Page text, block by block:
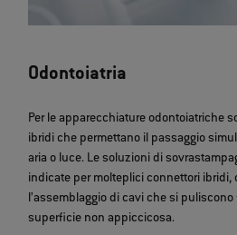
Odontoiatria
Per le apparecchiature odontoiatriche
ibridi che permettano il passaggio
aria o luce. Le soluzioni di
indicate per molteplici connettori ibridi,
l’assemblaggio di cavi che si
superficie non appiccicosa.